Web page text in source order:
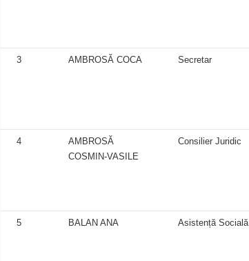
3 AMBROSĂ COCA Secretar
4
AMBROSĂ
COSMIN-VASILE
Consilier Juridic
5 BALAN ANA Asistență Socială